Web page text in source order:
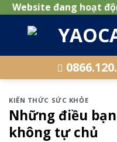
Website đang hoạt
KIẾN THỨC SỨC KHỎE
Những điều
không tự chủ